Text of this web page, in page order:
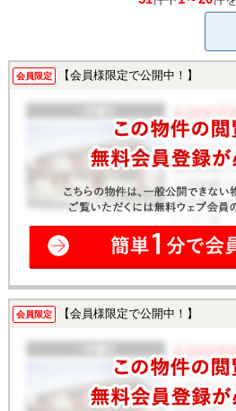
会員限定 【会員様限定で公開中！】
会員限定 【会員様限定で公開中！】